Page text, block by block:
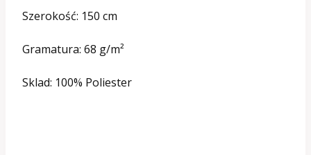
Szerokość: 150 cm
Gramatura: 68 g/m²
Sklad: 100% Poliester